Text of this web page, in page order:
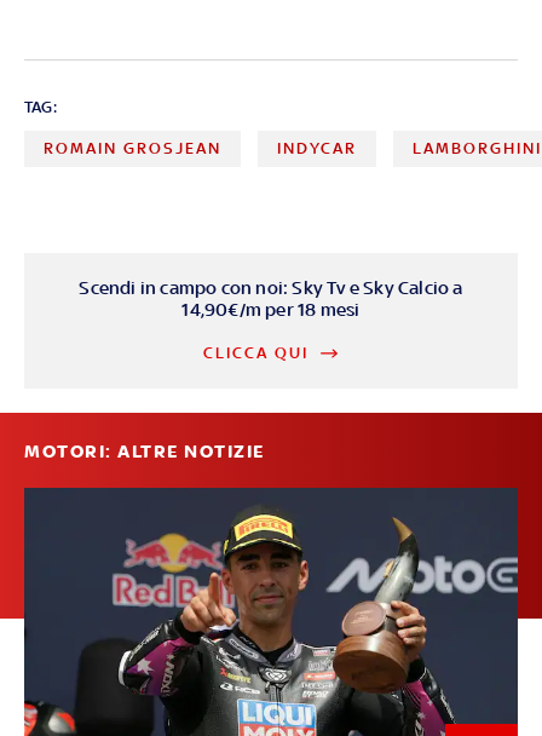
TAG:
ROMAIN GROSJEAN INDYCAR LAMBORGHINI
Scendi in campo con noi: Sky Tv e Sky Calcio a
14,90€/m per 18 mesi
CLICCA QUI
MOTORI: ALTRE NOTIZIE